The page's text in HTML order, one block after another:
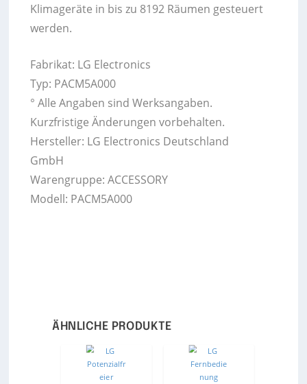
Klimageräte in bis zu 8192 Räumen gesteuert
werden.
Fabrikat: LG Electronics
Typ: PACM5A000
° Alle Angaben sind Werksangaben.
Kurzfristige Änderungen vorbehalten.
Hersteller: LG Electronics Deutschland
GmbH
Warengruppe: ACCESSORY
Modell: PACM5A000
ÄHNLICHE PRODUKTE